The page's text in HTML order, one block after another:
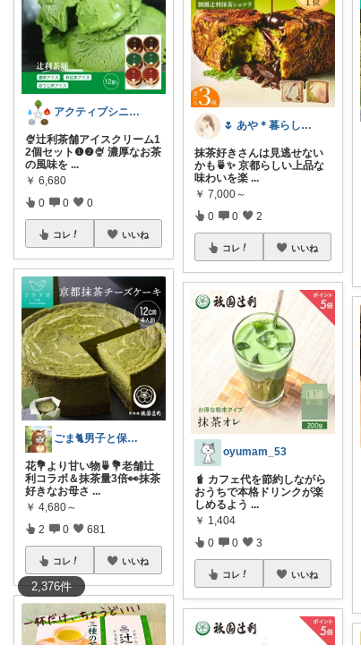
2,376件
アクティブシニア生活☯️sheng
🍨辻利茶舗アイスクリーム1
2個セット❶❷🍨 濃厚なお茶
の風味を ...
￥ 6,680
0 0 0
コレ いいね
ごま🐈男子と保護猫のママ🐈
花💐より甘い物🍵💐老舗辻
利コラボ＆抹茶量3倍👀抹茶
好きなお母さ ...
￥ 4,680～
2 0 681
コレ いいね
🌷 あや＊暮らしとギフト
抹茶好きさんは見逃せない
かも🍵✨ 京都らしい上品な
味わいを楽 ...
￥ 7,000～
0 0 2
コレ いいね
oyumam_53
🧋 カフェ代を節約しながら
おうちで本格ドリンクが楽
しめるよう ...
￥ 1,404
0 0 3
コレ いいね